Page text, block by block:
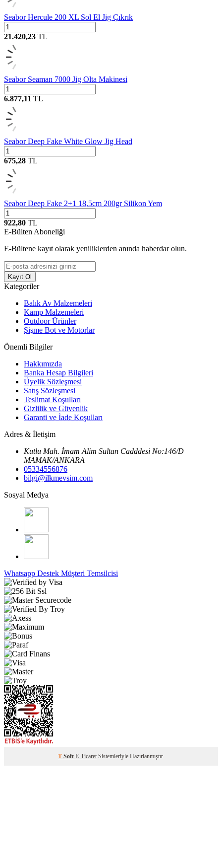
Seabor Hercule 200 XL Sol El Jig Çıkrık
21.420,23 TL
Seabor Seaman 7000 Jig Olta Makinesi
6.877,11 TL
Seabor Deep Fake White Glow Jig Head
675,28 TL
Seabor Deep Fake 2+1 18,5cm 200gr Silikon Yem
922,80 TL
E-Bülten Aboneliği
E-Bültene kayıt olarak yeniliklerden anında haberdar olun.
Kayıt Ol
Kategoriler
Balık Av Malzemeleri
Kamp Malzemeleri
Outdoor Ürünler
Şişme Bot ve Motorlar
Önemli Bilgiler
Hakkımızda
Banka Hesap Bilgileri
Üyelik Sözleşmesi
Satış Sözleşmesi
Teslimat Koşulları
Gizlilik ve Güvenlik
Garanti ve İade Koşulları
Adres & İletişim
Kutlu Mah. İmam Alim Sultan Cadddesi No:146/D
MAMAK/ANKARA
05334556876
bilgi@ilkmevsim.com
Sosyal Medya
Whatsapp Destek Müşteri Temsilcisi
T-Soft E-Ticaret Sistemleriyle Hazırlanmıştır.